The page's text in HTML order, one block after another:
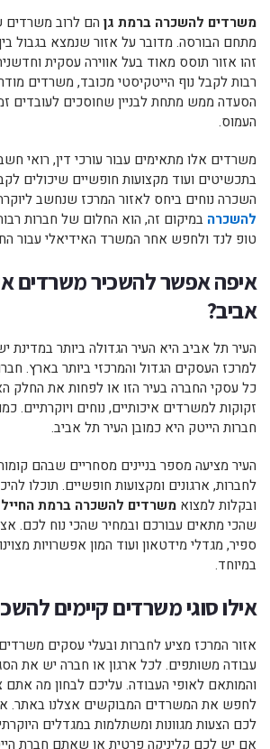
משרדים להשכרה ברמת גן הם לרוב משרדים
מתחם הבורסה. מדובר על אזור שנמצא בגבול
זהו אזור תוסס מאוד בעל אווירה עסקית
רבות לקבל נוף הייטקיסטי מכובד, משרדים
הסעדה ממש מתחת לבניין שחוסכים לעובדים
העמוס.
משרדים אלו מתאימים עבור עורכי דין, רואי
בתכשיטים ועוד מקצועות חופשיים שיכולים
השכרה נוחים ביחס לאזור המרכז שנחשב
להשכרה במיקום זה, הוא החלום של חברות
טופ לנד ולחפש אחר המשרד האידיאלי עבור
איפה אפשר להשכיר משרדים
אביב?
העיר תל אביב היא העיר הגדולה ביותר במדינת
למרכז העסקים הגדול והמרכזי ביותר בארץ.
כל עסקי החברה בעיר הזו או לפחות את החלק
זקוקות למשרדים איכותיים, נוחים ויוקרתיים.
חברות הייטק היא כמובן העיר תל אביב.
העיר מציעה מספר בניינים מסחריים שבהם
לחברות, ארגונים ומקצועות חופשיים. תוכלו
ובקלות למצוא משרדים להשכרה ברמת החייל
שהכי מתאים עבורכם ובמחיר שהכי נוח לכם.
ספיר, מגדלי מידטאון ועוד המון אפשרויות
במיוחד.
אילו סוגי משרדים קיימים
אזור המרכז מציע לחברות ובעלי עסקים
עבודה משותפים. לכל ארגון או חברה יש את
והמותאם לאופי העבודה. עליכם לבחון מה אתם
לחפש את המשרדים המבוקשים אצלנו באתר.
לכם הצעות מגוונות ומשתלמות במגדלים
אם יש לכם קליניקה פרטית או שאתם חברת